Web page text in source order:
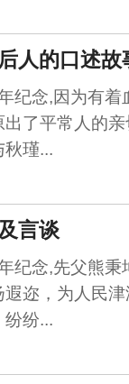
人的口述故
纪念,因为有
了平常人的
瑾...
言谈
纪念,先父熊
迩，为人民
纷...